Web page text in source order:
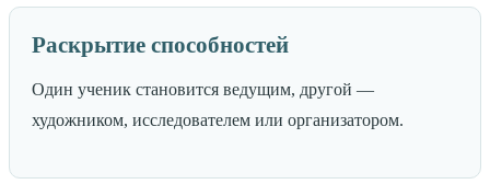
Раскрытие способностей
Один ученик становится ведущим, другой —
художником, исследователем или организатором.